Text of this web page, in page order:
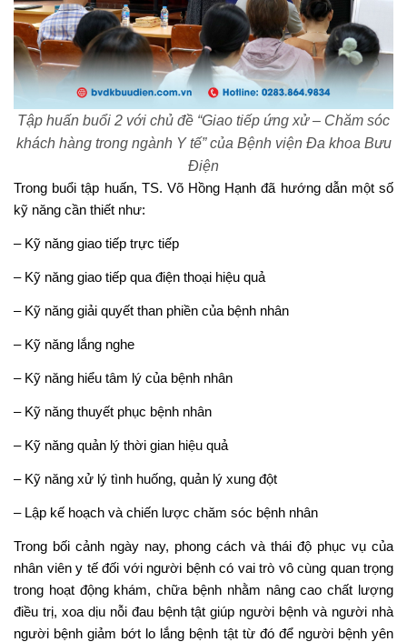
Tập huấn buổi 2 với chủ đề “Giao tiếp ứng xử – Chăm sóc
khách hàng trong ngành Y tế” của Bệnh viện Đa khoa Bưu
Điện
Trong buổi tập huấn, TS. Võ Hồng Hạnh đã hướng dẫn một số
kỹ năng cần thiết như:
– Kỹ năng giao tiếp trực tiếp
– Kỹ năng giao tiếp qua điện thoại hiệu quả
– Kỹ năng giải quyết than phiền của bệnh nhân
– Kỹ năng lắng nghe
– Kỹ năng hiểu tâm lý của bệnh nhân
– Kỹ năng thuyết phục bệnh nhân
– Kỹ năng quản lý thời gian hiệu quả
– Kỹ năng xử lý tình huống, quản lý xung đột
– Lập kế hoạch và chiến lược chăm sóc bệnh nhân
Trong bối cảnh ngày nay, phong cách và thái độ phục vụ của
nhân viên y tế đối với người bệnh có vai trò vô cùng quan trọng
trong hoạt động khám, chữa bệnh nhằm nâng cao chất lượng
điều trị, xoa dịu nỗi đau bệnh tật giúp người bệnh và người nhà
người bệnh giảm bớt lo lắng bệnh tật từ đó để người bệnh yên